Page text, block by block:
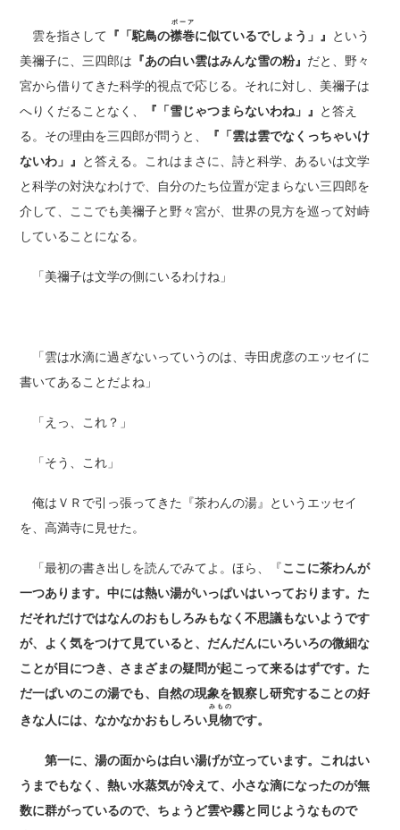
雲を指さして 『「駝鳥の襟巻
ボーア
に似ているでしょう」』 という
美禰子に、三四郎は 『あの白い雲はみんな雪の粉』 だと、野々
宮から借りてきた科学的視点で応じる。それに対し、美禰子は
へりくだることなく、
『「雪じゃつまらないわね」』 と答え
る。その理由を三四郎が問うと、
『「雲は雲でなくっちゃいけ
ないわ」』 と答える。これはまさに、詩と科学、あるいは文学
と科学の対決なわけで、自分のたち位置が定まらない三四郎を
介して、ここでも美禰子と野々宮が、世界の見方を巡って対峙
していることになる。
「美禰子は文学の側にいるわけね」
「雲は水滴に過ぎないっていうのは、寺田虎彦のエッセイに
書いてあることだよね」
「えっ、これ？」
「そう、これ」
俺はＶＲで引っ張ってきた『茶わんの湯』というエッセイ
を、高満寺に見せた。
「最初の書き出しを読んでみてよ。ほら、『ここに茶わんが
一つあります。中には熱い湯がいっぱいはいっております。た
だそれだけではなんのおもしろみもなく不思議もないようです
が、よく気をつけて見ていると、だんだんにいろいろの微細な
ことが目につき、さまざまの疑問が起こって来るはずです。た
だ一ぱいのこの湯でも、自然の現象を観察し研究することの好
きな人には、なかなかおもしろい見物
みもの
です。
第一に、湯の面からは白い湯げが立っています。これはい
うまでもなく、熱い水蒸気が冷えて、小さな滴になったのが無
数に群がっているので、ちょうど雲や霧と同じようなもので